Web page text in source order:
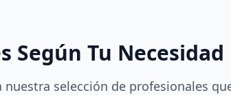
Según Tu Necesidad
selección de profesionales